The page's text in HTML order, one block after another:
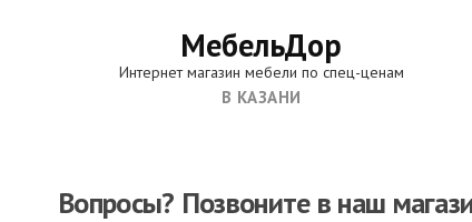
МебельДор
Интернет магазин мебели по спец-ценам
В КАЗАНИ
Вопросы? Позвоните в наш